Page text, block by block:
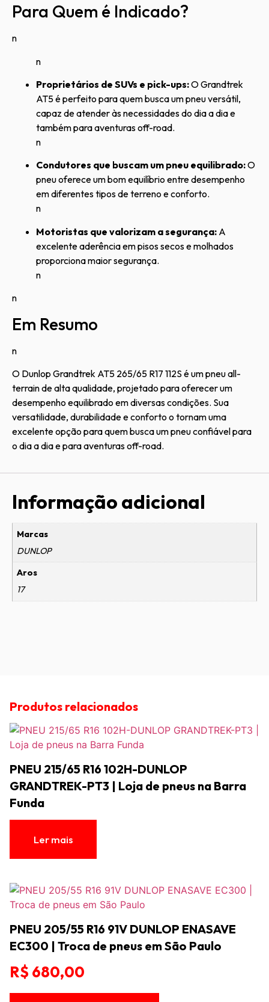
Para Quem é Indicado?
n
n
Proprietários de SUVs e pick-ups:O Grandtrek
AT5 é perfeito para quem busca um pneu versátil,
capaz de atender às necessidades do dia a dia e
também para aventuras off-road.
n
Condutores que buscam um pneu equilibrado:O
pneu oferece um bom equilíbrio entre desempenho
em diferentes tipos de terreno e conforto.
n
Motoristas que valorizam a segurança: A
excelente aderência em pisos secos e molhados
proporciona maior segurança.
n
n
Em Resumo
n
O Dunlop Grandtrek AT5 265/65 R17 112S é um pneu all-
terrain de alta qualidade, projetado para oferecer um
desempenho equilibrado em diversas condições. Sua
versatilidade, durabilidade e conforto o tornam uma
excelente opção para quem busca um pneu confiável para
o dia a dia e para aventuras off-road.
Informação adicional
Marcas
DUNLOP
Aros
17
Produtos relacionados
PNEU 215/65 R16 102H-DUNLOP
GRANDTREK-PT3 | Loja de pneus na Barra
Funda
Ler mais
PNEU 205/55 R16 91V DUNLOP ENASAVE
EC300 | Troca de pneus em São Paulo
R$ 680,00